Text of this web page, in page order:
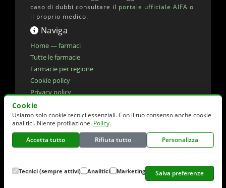
caso di dubbi consultare il portale ufficiale AIFA o
il proprio medico.
Naviga
Home — farmaci
Tutte le farmacie
Farmacie per regione
Cookie policy
Privacy policy
Dichiarazione di accessibilita'
Preferenze cookie
© 2026 elencofarmaci.it | Dati farmaci:AIFA
Salute(CC-BY 4.0)
Cookie
Usiamo solo cookie tecnici essenziali. Con il tuo consenso anche cookie
analitici. Niente profilazione. Policy.
Accetta tutto
Rifiuta tutto Personalizza
Tecnici (sempre attivi) Analitici Marketing Salva preferenze